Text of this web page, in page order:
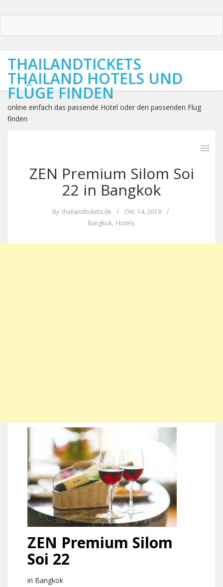
THAILANDTICKETS
THAILAND HOTELS UND
FLÜGE FINDEN
online einfach das passende Hotel oder den passenden Flug
finden
ZEN Premium Silom Soi
22 in Bangkok
By thailandtickets.de / Okt. 14, 2019
/
Bangkok, Hotels
ZEN Premium Silom
Soi 22
in Bangkok